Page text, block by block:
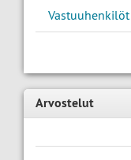
Vastuuhenkilöt
Arvostelut